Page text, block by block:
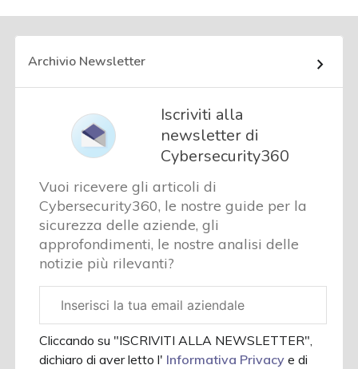
Archivio Newsletter
Iscriviti alla
newsletter di
Cybersecurity360
Vuoi ricevere gli articoli di
Cybersecurity360, le nostre guide per la
sicurezza delle aziende, gli
approfondimenti, le nostre analisi delle
notizie più rilevanti?
aziendale
Cliccando su "ISCRIVITI ALLA NEWSLETTER",
dichiaro di aver letto l' Informativa Privacye di